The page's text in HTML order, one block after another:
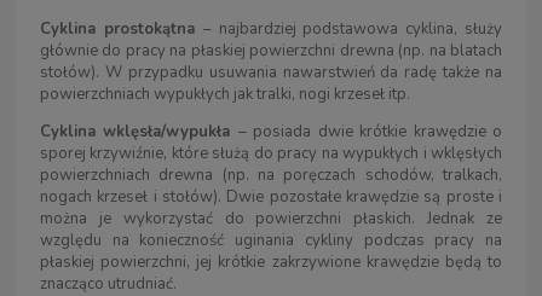
Cyklina prostokątna – najbardziej podstawowa cyklina, służy
głównie do pracy na płaskiej powierzchni drewna (np. na blatach
stołów). W przypadku usuwania nawarstwień da radę także na
powierzchniach wypukłych jak tralki, nogi krzeseł itp.
Cyklina wklęsła/wypukła – posiada dwie krótkie krawędzie o
sporej krzywiźnie, które służą do pracy na wypukłych i wklęsłych
powierzchniach drewna (np. na poręczach schodów, tralkach,
nogach krzeseł i stołów). Dwie pozostałe krawędzie są proste i
można je wykorzystać do powierzchni płaskich. Jednak ze
względu na konieczność uginania cykliny podczas pracy na
płaskiej powierzchni, jej krótkie zakrzywione krawędzie będą to
znacząco utrudniać.